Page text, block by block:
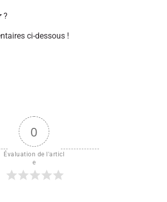
?
ci-dessous !
0
Évaluation de l'articl
e